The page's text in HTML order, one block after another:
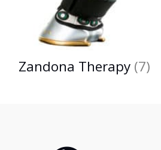
Zandona Therapy (7)